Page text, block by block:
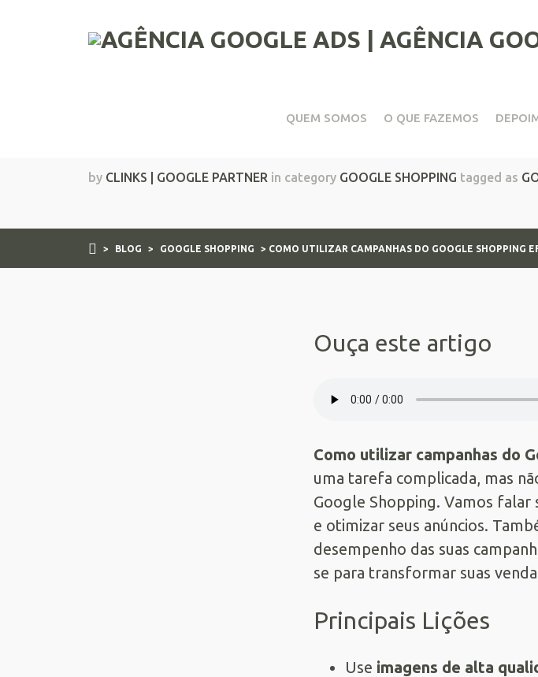
QUEM SOMOS O QUE FAZEMOS
Como utilizar campanhas do
by CLINKS | GOOGLE PARTNER in category GOOGLE SHOPPING tagged as
> BLOG > GOOGLE SHOPPING > COMO UTILIZAR CAMPANHAS DO GOOGLE SHOPPING
Ouça este artigo
Como utilizar campanhas do
uma tarefa complicada, mas
Google Shopping. Vamos
e otimizar seus anúncios.
desempenho das suas
se para transformar suas
Principais Lições
Use imagens de alta